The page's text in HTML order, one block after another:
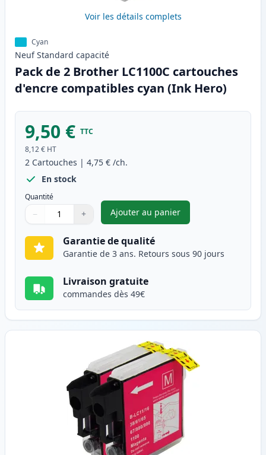
Voir les détails complets
Cyan
Neuf Standard capacité
Pack de 2 Brother LC1100C cartouches
d'encre compatibles cyan (Ink Hero)
9,50 € TTC
8,12 € HT
2 Cartouches | 4,75 € /ch.
En stock
Quantité
Quantité
Utilisez les boutons pour ajuster
− +
Quantité
Ajouter au panier
,Pack de 2 Brother LC1100C
Garantie de qualité
Garantie de 3 ans. Retours sous 90 jours
Livraison gratuite
commandes dès 49€